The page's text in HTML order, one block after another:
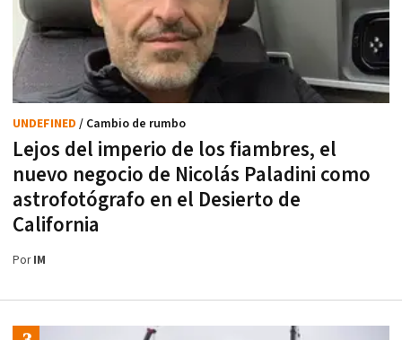
Lejos del imperio de los fiambres, el
nuevo negocio de Nicolás Paladini como
astrofotógrafo en el Desierto de
California
UNDEFINED / Cambio de rumbo
PorIM